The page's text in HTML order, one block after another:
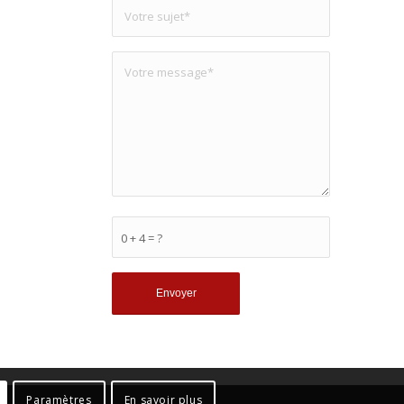
0 + 4 = ?
Paramètres En savoir plus